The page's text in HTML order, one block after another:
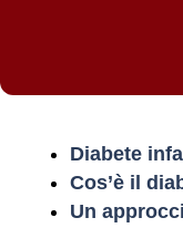
Diabete
Cos’è il
Un